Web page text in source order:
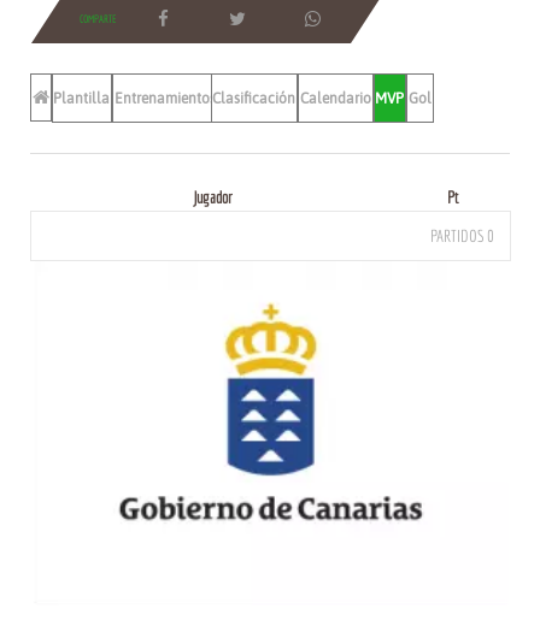
COMPARTE
Plantilla EntrenamientosClasificación Calendario MVP Gol
Jugador
Pt
PARTIDOS 0